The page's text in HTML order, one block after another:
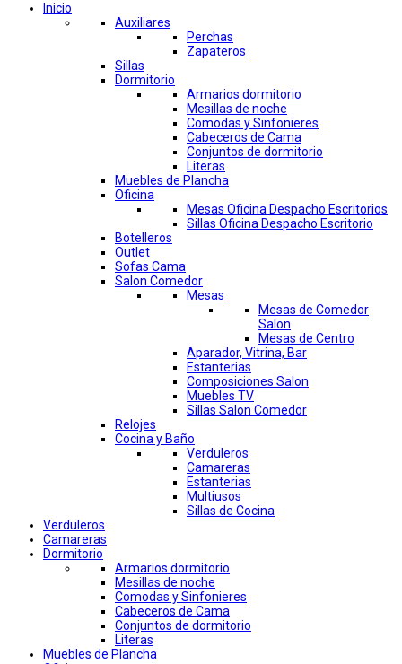
Inicio
Auxiliares
Perchas
Zapateros
Sillas
Dormitorio
Armarios dormitorio
Mesillas de noche
Comodas y Sinfonieres
Cabeceros de Cama
Conjuntos de dormitorio
Literas
Muebles de Plancha
Oficina
Mesas Oficina Despacho Escritorios
Sillas Oficina Despacho Escritorio
Botelleros
Outlet
Sofas Cama
Salon Comedor
Mesas
Mesas de Comedor
Salon
Mesas de Centro
Aparador, Vitrina, Bar
Estanterias
Composiciones Salon
Muebles TV
Sillas Salon Comedor
Relojes
Cocina y Baño
Verduleros
Camareras
Estanterias
Multiusos
Sillas de Cocina
Verduleros
Camareras
Dormitorio
Armarios dormitorio
Mesillas de noche
Comodas y Sinfonieres
Cabeceros de Cama
Conjuntos de dormitorio
Literas
Muebles de Plancha